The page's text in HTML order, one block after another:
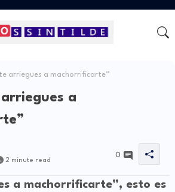
arriegues a machorrificarte”
a
2 minute read
0
a machorrificarte”, esto es